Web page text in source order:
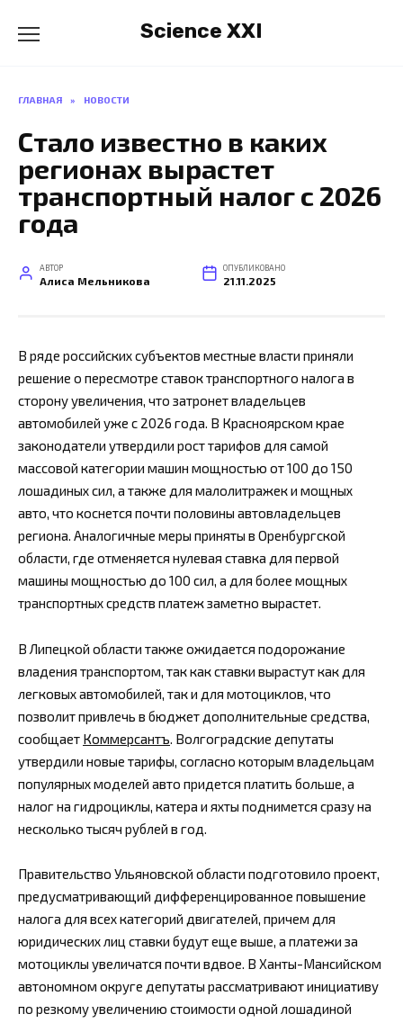
содержанию
Science XXI
ГЛАВНАЯ » НОВОСТИ
Стало известно в каких
регионах вырастет
транспортный налог с 2026
года
АВТОР
Алиса Мельникова
ОПУБЛИКОВАНО
21.11.2025
В ряде российских субъектов местные власти приняли
решение о пересмотре ставок транспортного налога в
сторону увеличения, что затронет владельцев
автомобилей уже с 2026 года. В Красноярском крае
законодатели утвердили рост тарифов для самой
массовой категории машин мощностью от 100 до 150
лошадиных сил, а также для малолитражек и мощных
авто, что коснется почти половины автовладельцев
региона. Аналогичные меры приняты в Оренбургской
области, где отменяется нулевая ставка для первой
машины мощностью до 100 сил, а для более мощных
транспортных средств платеж заметно вырастет.
В Липецкой области также ожидается подорожание
владения транспортом, так как ставки вырастут как для
легковых автомобилей, так и для мотоциклов, что
позволит привлечь в бюджет дополнительные средства,
сообщает Коммерсантъ . Волгоградские депутаты
утвердили новые тарифы, согласно которым владельцам
популярных моделей авто придется платить больше, а
налог на гидроциклы, катера и яхты поднимется сразу на
несколько тысяч рублей в год.
Правительство Ульяновской области подготовило проект,
предусматривающий дифференцированное повышение
налога для всех категорий двигателей, причем для
юридических лиц ставки будут еще выше, а платежи за
мотоциклы увеличатся почти вдвое. В Ханты-Мансийском
автономном округе депутаты рассматривают инициативу
по резкому увеличению стоимости одной лошадиной